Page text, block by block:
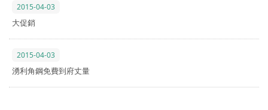
2015-04-03
大促銷
2015-04-03
湧利角鋼免費到府丈量